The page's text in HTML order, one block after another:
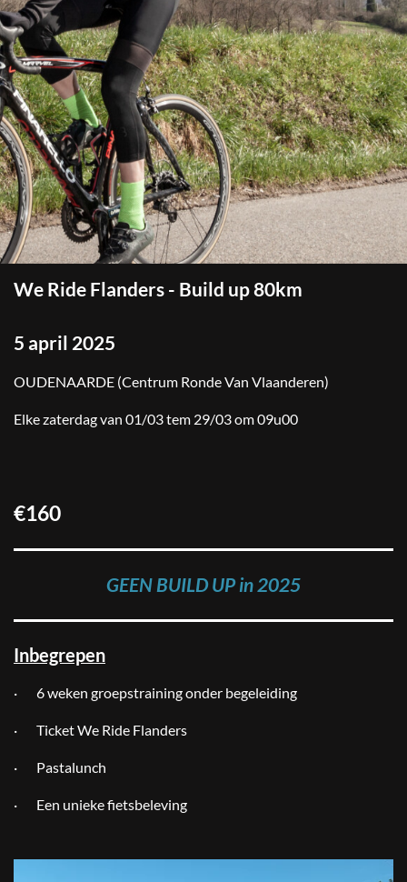
We Ride Flanders - Build up 80km
5 april 2025
OUDENAARDE (Centrum Ronde Van Vlaanderen)
Elke zaterdag van 01/03 tem 29/03 om 09u00
€160
GEEN BUILD UP in 2025
Inbegrepen
· 6 weken groepstraining onder begeleiding
· Ticket We Ride Flanders
· Pastalunch
· Een unieke fietsbeleving